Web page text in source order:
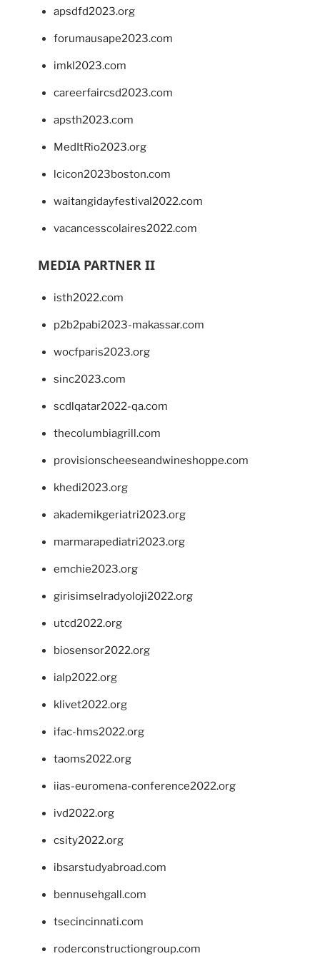
apsdfd2023.org
forumausape2023.com
imkl2023.com
careerfaircsd2023.com
apsth2023.com
MedItRio2023.org
lcicon2023boston.com
waitangidayfestival2022.com
vacancesscolaires2022.com
MEDIA PARTNER II
isth2022.com
p2b2pabi2023-makassar.com
wocfparis2023.org
sinc2023.com
scdlqatar2022-qa.com
thecolumbiagrill.com
provisionscheeseandwineshoppe.com
khedi2023.org
akademikgeriatri2023.org
marmarapediatri2023.org
emchie2023.org
girisimselradyoloji2022.org
utcd2022.org
biosensor2022.org
ialp2022.org
klivet2022.org
ifac-hms2022.org
taoms2022.org
iias-euromena-conference2022.org
ivd2022.org
csity2022.org
ibsarstudyabroad.com
bennusehgall.com
tsecincinnati.com
roderconstructiongroup.com